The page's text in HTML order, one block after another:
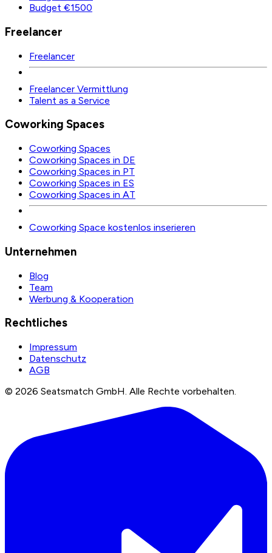
Budget €1500
Freelancer
Freelancer
Freelancer Vermittlung
Talent as a Service
Coworking Spaces
Coworking Spaces
Coworking Spaces in DE
Coworking Spaces in PT
Coworking Spaces in ES
Coworking Spaces in AT
Coworking Space kostenlos inserieren
Unternehmen
Blog
Team
Werbung & Kooperation
Rechtliches
Impressum
Datenschutz
AGB
© 2026 Seatsmatch GmbH. Alle Rechte vorbehalten.